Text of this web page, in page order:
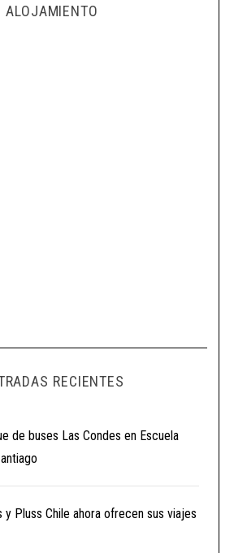
ALOJAMIENTO
RECIENTES
de buses Las Condes en Escuela
y Pluss Chile ahora ofrecen sus viajes